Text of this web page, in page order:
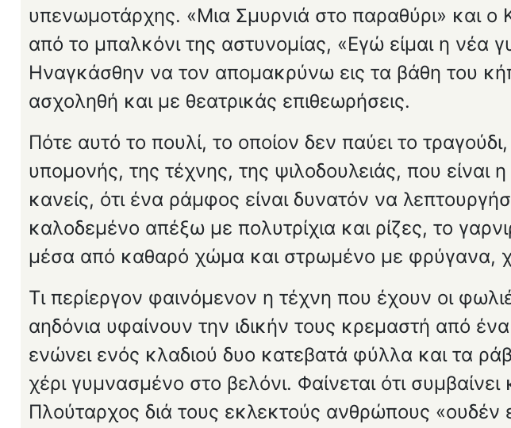
υπενωμοτάρχης. «Μια Σμυρ­νιά στο παραθύρι» και ο
από το μπαλκόνι της αστυνομίας, «Εγώ είμαι η νέα
Ηναγκάσθην να τον απομακρύνω εις τα βάθη του
ασχοληθή και με θεατρικάς επιθεωρήσεις.
Πότε αυτό το πουλί, το οποίον δεν παύει το
υπομονής, της τέχνης, της ψιλοδουλειάς, που
κανείς, ότι ένα ράμφος είναι δυνατόν να
καλοδεμένο απέξω με πολυτρίχια και ρίζες, το
μέσα από καθαρό χώμα και στρωμένο με φρύγανα,
Τι περίεργον φαινόμενον η τέχνη που έχουν οι
αηδόνια υφαίνουν την ιδικήν τους κρεμαστή από
ενώνει ενός κλαδιού δυο κατεβατά φύλλα και τα
χέρι γυμνασμένο στο βελόνι. Φαίνεται ότι
Πλούταρχος διά τους εκλεκτούς ανθρώπους «ουδέν